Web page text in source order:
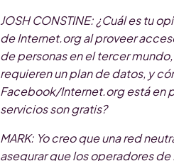
JOSH CONSTINE: ¿Cuál es tu
de Internet.org al proveer
de personas en el tercer
requieren un plan de datos, y
Facebook/Internet.org está en
servicios son gratis?
MARK: Yo creo que una red
asegurar que los operadores